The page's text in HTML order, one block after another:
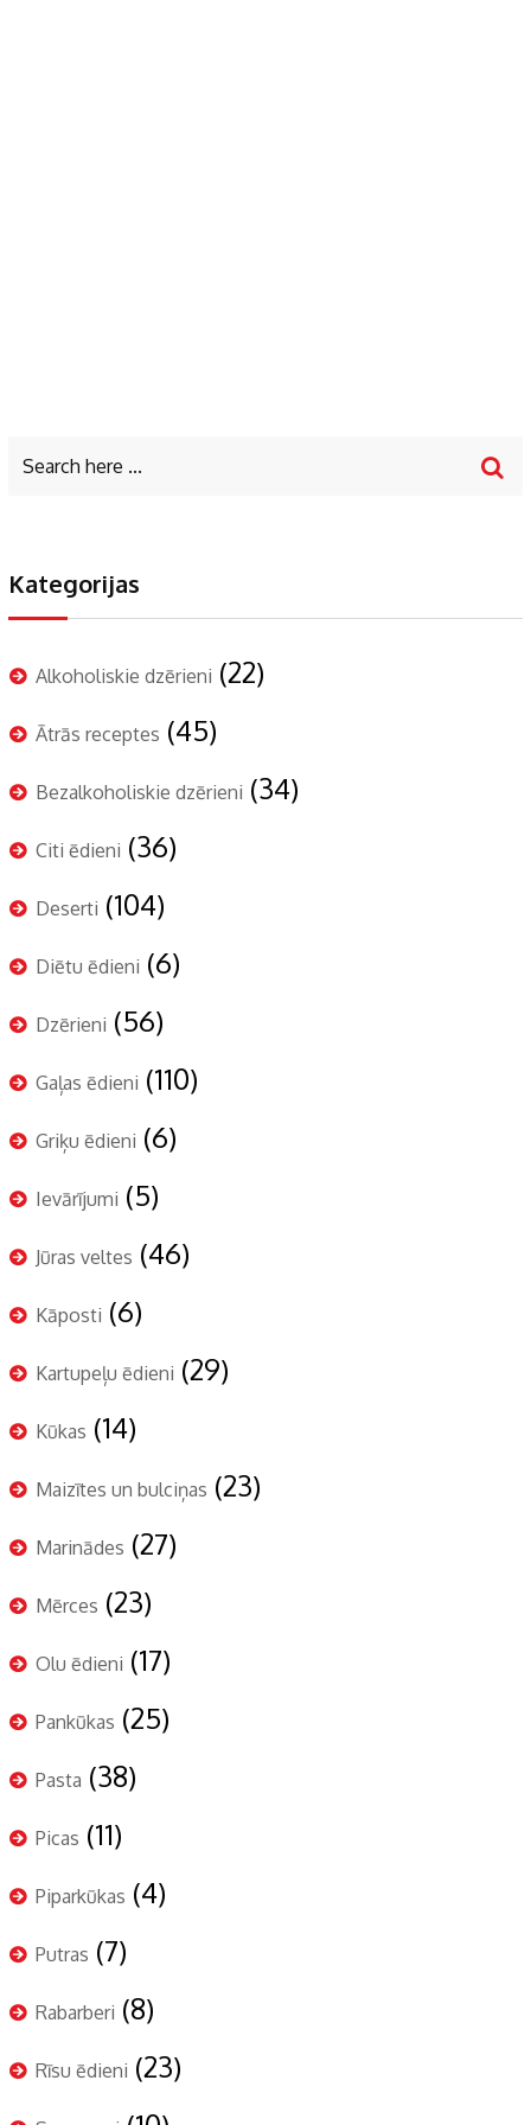
Kategorijas
Alkoholiskie dzērieni (22)
Ātrās receptes (45)
Bezalkoholiskie dzērieni (34)
Citi ēdieni (36)
Deserti (104)
Diētu ēdieni (6)
Dzērieni (56)
Gaļas ēdieni (110)
Griķu ēdieni (6)
Ievārījumi (5)
Jūras veltes (46)
Kāposti (6)
Kartupeļu ēdieni (29)
Kūkas (14)
Maizītes un bulciņas (23)
Marinādes (27)
Mērces (23)
Olu ēdieni (17)
Pankūkas (25)
Pasta (38)
Picas (11)
Piparkūkas (4)
Putras (7)
Rabarberi (8)
Rīsu ēdieni (23)